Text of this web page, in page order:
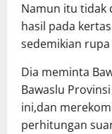
Namun itu tidak
hasil pada
sedemikian
Dia meminta
Bawaslu
ini,dan
perhitungan